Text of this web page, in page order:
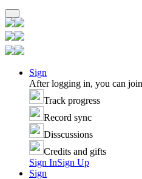
Sign
After logging in, you can
Track progress
Record sync
Disscussions
Credits and gifts
Sign InSign Up
Sign